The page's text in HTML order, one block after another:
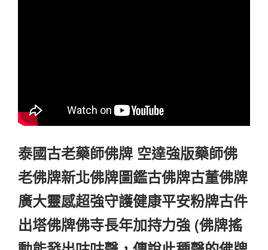
泰國古老藥師佛牌 空達強版藥師佛
老佛牌新北佛牌圖鑑古佛牌古董佛牌
廣大靈感超強守護健康平安粉牌古件
出塔佛牌佛寺長年加持力強 (佛牌搖